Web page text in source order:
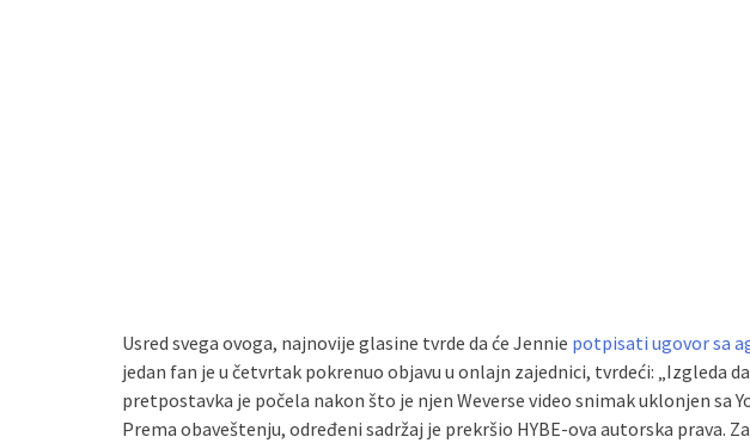
Usred svega ovoga, najnovije glasine tvrde da će Jennie potpisati ugovor sa
jedan fan je u četvrtak pokrenuo objavu u onlajn zajednici, tvrdeći: „Izgleda da
pretpostavka je počela nakon što je njen Weverse video snimak uklonjen sa
Prema obaveštenju, određeni sadržaj je prekršio HYBE-ova autorska prava.